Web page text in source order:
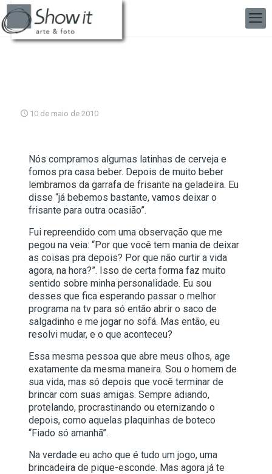
10 de maio de 2010
Nós compramos algumas latinhas de cerveja e
fomos pra casa beber. Depois de muito beber
lembramos da garrafa de frisante na geladeira. Eu
disse “já bebemos bastante, vamos deixar o
frisante para outra ocasião”.
Fui repreendido com uma observação que me
pegou na veia: “Por que você tem mania de deixar
as coisas pra depois? Por que não curtir a vida
agora, na hora?”. Isso de certa forma faz muito
sentido sobre minha personalidade. Eu sou
desses que fica esperando passar o melhor
programa na tv para só então abrir o saco de
salgadinho e me jogar no sofá. Mas então, eu
resolvi mudar, e o que aconteceu?
Essa mesma pessoa que abre meus olhos, age
exatamente da mesma maneira. Sou o homem de
sua vida, mas só depois que você terminar de
brincar com suas amigas. Sempre adiando,
protelando, procrastinando ou eternizando o
depois, como aquelas plaquinhas de boteco
“Fiado só amanhã”.
Na verdade eu acho que é tudo um jogo, uma
brincadeira de pique-esconde. Mas agora já te